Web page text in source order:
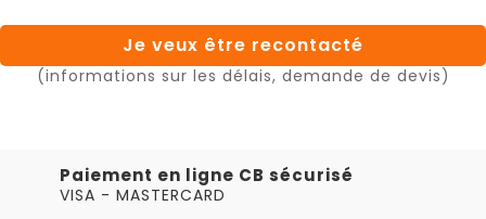
Je veux être recontacté
(informations sur les délais, demande de devis)
Paiement en ligne CB sécurisé
VISA - MASTERCARD